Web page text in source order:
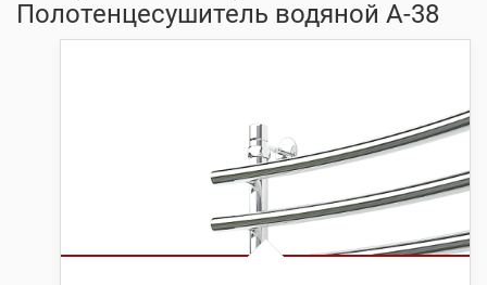
Полотенцесушитель водяной А-38